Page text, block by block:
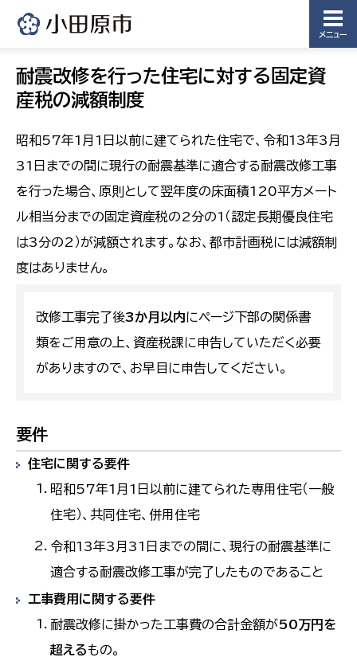
メニュー
耐震改修を行った住宅に対する固定資
産税の減額制度
昭和57年1月1日以前に建てられた住宅で、令和13年3月
31日までの間に現行の耐震基準に適合する耐震改修工事
を行った場合、 原則として翌年度の床面積120平方メート
ル相当分までの固定資産税の2分の1（認定長期優良住宅
は3分の2）が減額されます。なお、都市計画税には減額制
度はありません。
改修工事完了後3か月以内にページ下部の関係書
類をご用意の上、資産税課に申告していただく必要
がありますので、お早目に申告してください。
要件
住宅に関する要件
昭和57年1月1日以前に建てられた専用住宅（一般
住宅）、共同住宅、併用住宅
令和13年3月31日までの間に、現行の耐震基準に
適合する耐震改修工事が完了したものであること
工事費用に関する要件
耐震改修に掛かった工事費の合計金額が50万円を
超えるもの。